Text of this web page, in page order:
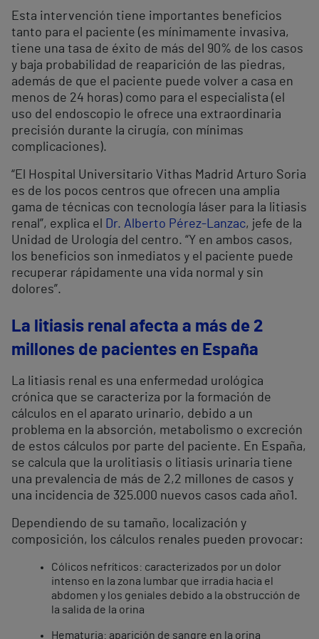
Esta intervención tiene importantes beneficios
tanto para el paciente (es mínimamente invasiva,
tiene una tasa de éxito de más del 90% de los casos
y baja probabilidad de reaparición de las piedras,
además de que el paciente puede volver a casa en
menos de 24 horas) como para el especialista (el
uso del endoscopio le ofrece una extraordinaria
precisión durante la cirugía, con mínimas
complicaciones).
“El Hospital Universitario Vithas Madrid Arturo Soria
es de los pocos centros que ofrecen una amplia
gama de técnicas con tecnología láser para la litiasis
renal”, explica el
Dr. Alberto Pérez-Lanzac, jefe de la
Unidad de Urología del centro. “Y en ambos casos,
los beneficios son inmediatos y el paciente puede
recuperar rápidamente una vida normal y sin
dolores”.
La litiasis renal afecta a más de 2
millones de pacientes en España
La litiasis renal es una enfermedad urológica
crónica que se caracteriza por la formación de
cálculos en el aparato urinario, debido a un
problema en la absorción, metabolismo o excreción
de estos cálculos por parte del paciente. En España,
se calcula que la urolitiasis o litiasis urinaria tiene
una prevalencia de más de 2,2 millones de casos y
una incidencia de 325.000 nuevos casos cada año1 .
Dependiendo de su tamaño, localización y
composición, los cálculos renales pueden provocar:
Cólicos nefríticos: caracterizados por un dolor
intenso en la zona lumbar que irradia hacia el
abdomen y los geniales debido a la obstrucción de
la salida de la orina
Hematuria: aparición de sangre en la orina